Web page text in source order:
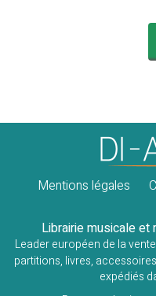
Mentions légales
Librairie musicale et
Leader européen de la
partitions, livres,
expédiés